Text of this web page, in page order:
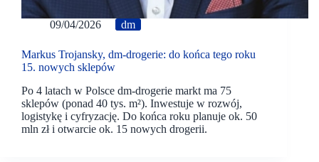
09/04/2026 dm
Markus Trojansky, dm-drogerie: do końca tego roku
15. nowych sklepów
Po 4 latach w Polsce dm-drogerie markt ma 75
sklepów (ponad 40 tys. m²). Inwestuje w rozwój,
logistykę i cyfryzację. Do końca roku planuje ok. 50
mln zł i otwarcie ok. 15 nowych drogerii.